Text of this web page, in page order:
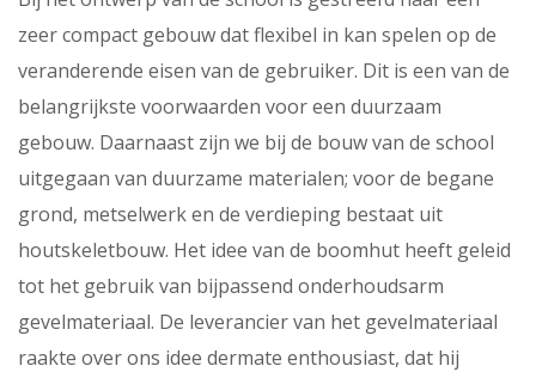
zeer compact gebouw dat flexibel in kan spelen op de
veranderende eisen van de gebruiker. Dit is een van de
belangrijkste voorwaarden voor een duurzaam
gebouw. Daarnaast zijn we bij de bouw van de school
uitgegaan van duurzame materialen; voor de begane
grond, metselwerk en de verdieping bestaat uit
houtskeletbouw. Het idee van de boomhut heeft geleid
tot het gebruik van bijpassend onderhoudsarm
gevelmateriaal. De leverancier van het gevelmateriaal
raakte over ons idee dermate enthousiast, dat hij